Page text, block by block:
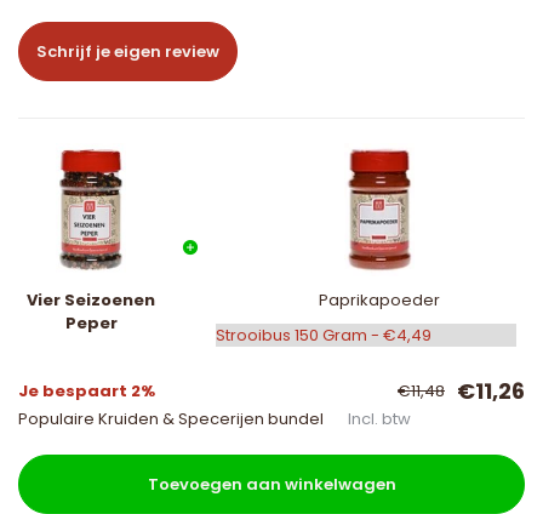
Schrijf je eigen review
Vier Seizoenen
Peper
Paprikapoeder
Je bespaart 2% €11,48 €11,26
Populaire Kruiden & Specerijen bundel Incl. btw
Toevoegen aan winkelwagen